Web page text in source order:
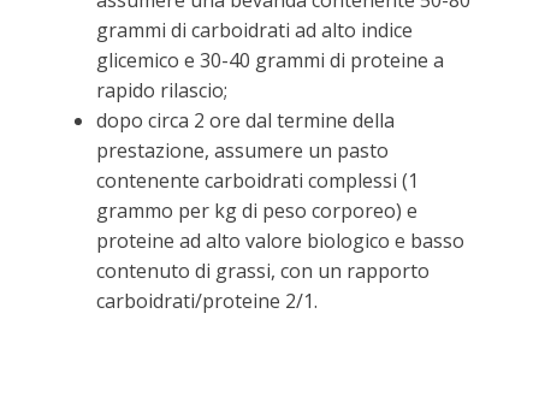
grammi di carboidrati ad alto indice
glicemico e 30-40 grammi di proteine a
rapido rilascio;
dopo circa 2 ore dal termine della
prestazione, assumere un pasto
contenente carboidrati complessi (1
grammo per kg di peso corporeo) e
proteine ad alto valore biologico e basso
contenuto di grassi, con un rapporto
carboidrati/proteine 2/1.